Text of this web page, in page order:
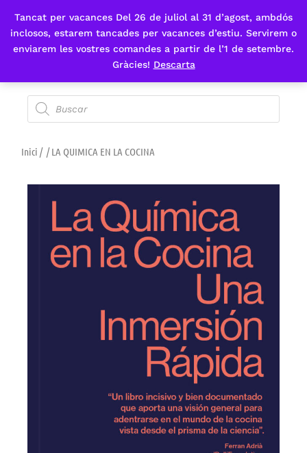
Tancat per vacances Del 26 de juliol al 31 d’agost, ambdós
inclosos, estarem tancades per vacances d’estiu. Servirem o
enviarem les vostres comandes a partir de l’1 de setembre.
Gràcies! Descarta
Fes-te'n sòcia
Inici / / LA QUIMICA EN LA COCINA